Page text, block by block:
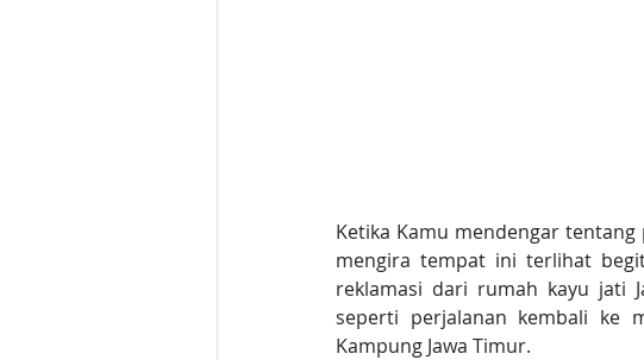
Ketika Kamu mendengar
mengira tempat ini terlihat
reklamasi dari rumah kayu jati
seperti perjalanan kembali ke
Kampung Jawa Timur.